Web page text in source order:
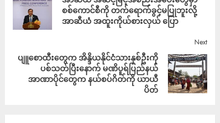
စစ်ကောင်စီကို တက်ရောက်ခွင့်မပြုဘူးလို့
အာဆီယံ အထူးကိုယ်စားလှယ် ပြော
Next
ပျူစောထီးတွေက အိန္ဒိယနိုင်ငံသားနှစ်ဦးကို
ပစ်သတ်ပြီးနောက် မဏိပူရ်ပြည်နယ်
အာဏာပိုင်တွေက နယ်စပ်ဂိတ်ကို ယာယီ
ပိတ်